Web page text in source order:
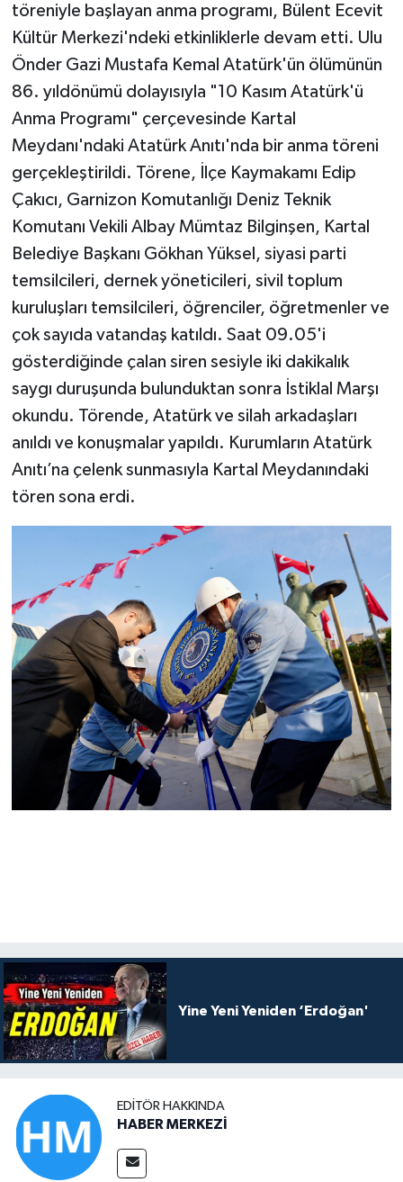
töreniyle başlayan anma programı, Bülent Ecevit
Kültür Merkezi'ndeki etkinliklerle devam etti. Ulu
Önder Gazi Mustafa Kemal Atatürk'ün ölümünün
86. yıldönümü dolayısıyla "10 Kasım Atatürk'ü
Anma Programı" çerçevesinde Kartal
Meydanı'ndaki Atatürk Anıtı'nda bir anma töreni
gerçekleştirildi. Törene, İlçe Kaymakamı Edip
Çakıcı, Garnizon Komutanlığı Deniz Teknik
Komutanı Vekili Albay Mümtaz Bilginşen, Kartal
Belediye Başkanı Gökhan Yüksel, siyasi parti
temsilcileri, dernek yöneticileri, sivil toplum
kuruluşları temsilcileri, öğrenciler, öğretmenler ve
çok sayıda vatandaş katıldı. Saat 09.05'i
gösterdiğinde çalan siren sesiyle iki dakikalık
saygı duruşunda bulunduktan sonra İstiklal Marşı
okundu. Törende, Atatürk ve silah arkadaşları
anıldı ve konuşmalar yapıldı. Kurumların Atatürk
Anıtı’na çelenk sunmasıyla Kartal Meydanındaki
tören sona erdi.
Yine Yeni Yeniden ‘Erdoğan'
EDITÖR HAKKINDA
HABER MERKEZİ